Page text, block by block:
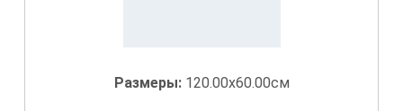
Размеры: 120.00x60.00см